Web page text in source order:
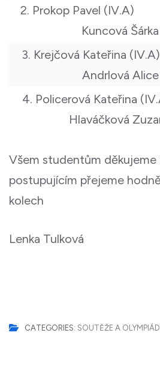
2. Prokop
Kuncová
3. Krejčová
Andrlová
4. Policerová
Hlaváčková
Všem studentům děkujeme
postupujícím přejeme
kolech
Lenka Tulková
CATEGORIES: SOUTĚŽE A